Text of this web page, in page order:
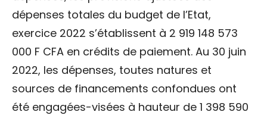
dépenses totales du budget de l’Etat,
exercice 2022 s’établissent à 2 919 148 573
000 F CFA en crédits de paiement. Au 30 juin
2022, les dépenses, toutes natures et
sources de financements confondues ont
été engagées-visées à hauteur de 1 398 590